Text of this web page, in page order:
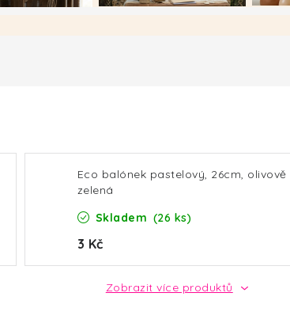
Eco balónek pastelový, 26cm, olivově
zelená
Skladem (26 ks)
3 Kč
Zobrazit více produktů